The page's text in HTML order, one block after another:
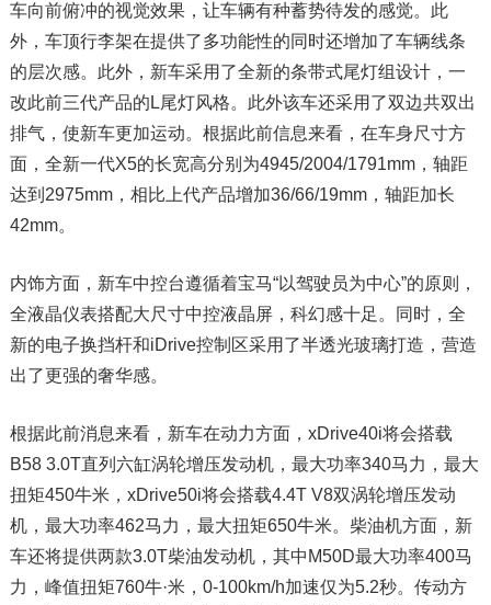
车向前俯冲的视觉效果，让车辆有种蓄势待发的感觉。此
外，车顶行李架在提供了多功能性的同时还增加了车辆线条
的层次感。此外，新车采用了全新的条带式尾灯组设计，一
改此前三代产品的L尾灯风格。此外该车还采用了双边共双出
排气，使新车更加运动。根据此前信息来看，在车身尺寸方
面，全新一代X5的长宽高分别为4945/2004/1791mm，轴距
达到2975mm，相比上代产品增加36/66/19mm，轴距加长
42mm。
内饰方面，新车中控台遵循着宝马“以驾驶员为中心”的原则，
全液晶仪表搭配大尺寸中控液晶屏，科幻感十足。同时，全
新的电子换挡杆和iDrive控制区采用了半透光玻璃打造，营造
出了更强的奢华感。
根据此前消息来看，新车在动力方面，xDrive40i将会搭载
B58 3.0T直列六缸涡轮增压发动机，最大功率340马力，最大
扭矩450牛米，xDrive50i将会搭载4.4T V8双涡轮增压发动
机，最大功率462马力，最大扭矩650牛米。柴油机方面，新
车还将提供两款3.0T柴油发动机，其中M50D最大功率400马
力，峰值扭矩760牛·米，0-100km/h加速仅为5.2秒。传动方